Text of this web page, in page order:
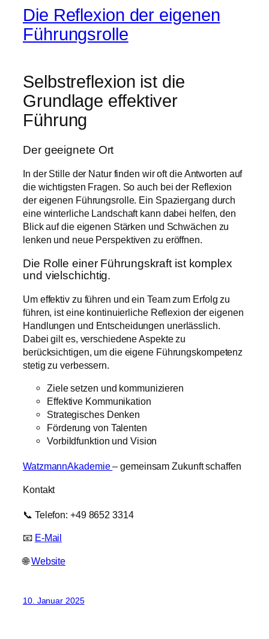
Die Reflexion der eigenen
Führungsrolle
Selbstreflexion ist die
Grundlage effektiver
Führung
Der geeignete Ort
In der Stille der Natur finden wir oft die Antworten auf
die wichtigsten Fragen. So auch bei der Reflexion
der eigenen Führungsrolle. Ein Spaziergang durch
eine winterliche Landschaft kann dabei helfen, den
Blick auf die eigenen Stärken und Schwächen zu
lenken und neue Perspektiven zu eröffnen.
Die Rolle einer Führungskraft ist komplex
und vielschichtig.
Um effektiv zu führen und ein Team zum Erfolg zu
führen, ist eine kontinuierliche Reflexion der eigenen
Handlungen und Entscheidungen unerlässlich.
Dabei gilt es, verschiedene Aspekte zu
berücksichtigen, um die eigene Führungskompetenz
stetig zu verbessern.
Ziele setzen und kommunizieren
Effektive Kommunikation
Strategisches Denken
Förderung von Talenten
Vorbildfunktion und Vision
WatzmannAkademie– gemeinsam Zukunft schaffen
Kontakt
📞 Telefon: +49 8652 3314
📧 E-Mail
🌐Website
10. Januar 2025